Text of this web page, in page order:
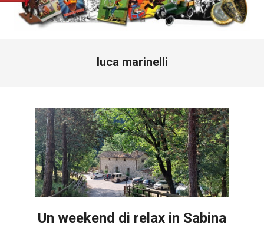
luca marinelli
Un weekend di relax in Sabina